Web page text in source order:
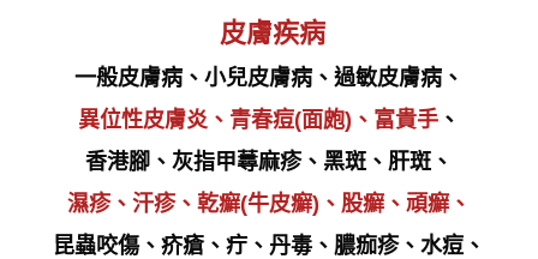
皮膚疾病
一般皮膚病、小兒皮膚病、過敏皮膚病、
異位性皮膚炎、青春痘(面皰)、富貴手 、
香港腳、灰指甲蕁麻疹、黑斑、肝斑、
濕疹、汗疹、乾癬(牛皮癬)、股癬、頑癬、
昆蟲咬傷、疥瘡、疔、丹毒、膿痂疹、水痘、